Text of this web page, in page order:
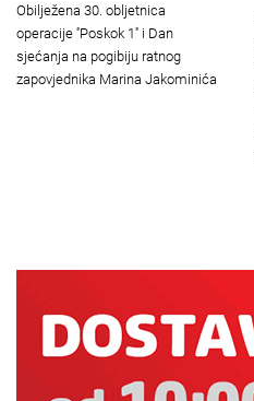
Obilježena 30. obljetnica
operacije ''Poskok 1'' i Dan
sjećanja na pogibiju ratnog
zapovjednika Marina Jakominića